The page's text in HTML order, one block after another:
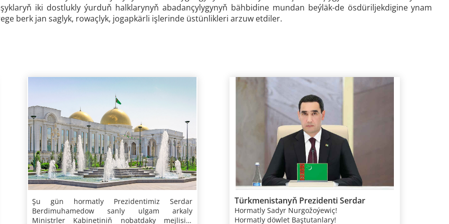
iki dostlukly ýurduň halklarynyň abadançylygynyň bähbidine mundan beýläk-de ösdüriljekdigine ynam
berk jan saglyk, rowaçlyk, jogapkärli işlerinde üstünlikleri arzuw etdiler.
Türkmenistanyň Ministrler Kabinetiniň
mejlisi
Şu gün hormatly Prezidentimiz Serdar
Berdimuhamedow sanly ulgam arkaly
Ministrler Kabinetiniň nobatdaky mejlisini
Türkmenistanyň Prezidenti Serdar
Berdimuhamedowyň Merkezi Aziýa
Hormatly Sadyr Nurgožoýewiç!
Hormatly döwlet Baştutanlary!